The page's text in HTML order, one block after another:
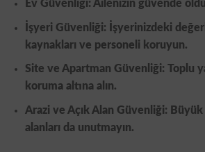
Ev Güvenliği: Ailenizin güvende
İşyeri Güvenliği: İşyerinizdeki
kaynakları ve personeli koruyun.
Site ve Apartman Güvenliği: Toplu
koruma altına alın.
Arazi ve Açık Alan Güvenliği:
alanları da unutmayın.